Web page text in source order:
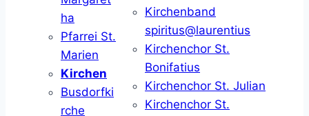
ha
Pfarrei St.
Marien
Kirchen
Busdorfki
rche
Kirchenband
spiritus@laurentius
Kirchenchor St.
Bonifatius
Kirchenchor St. Julian
Kirchenchor St.